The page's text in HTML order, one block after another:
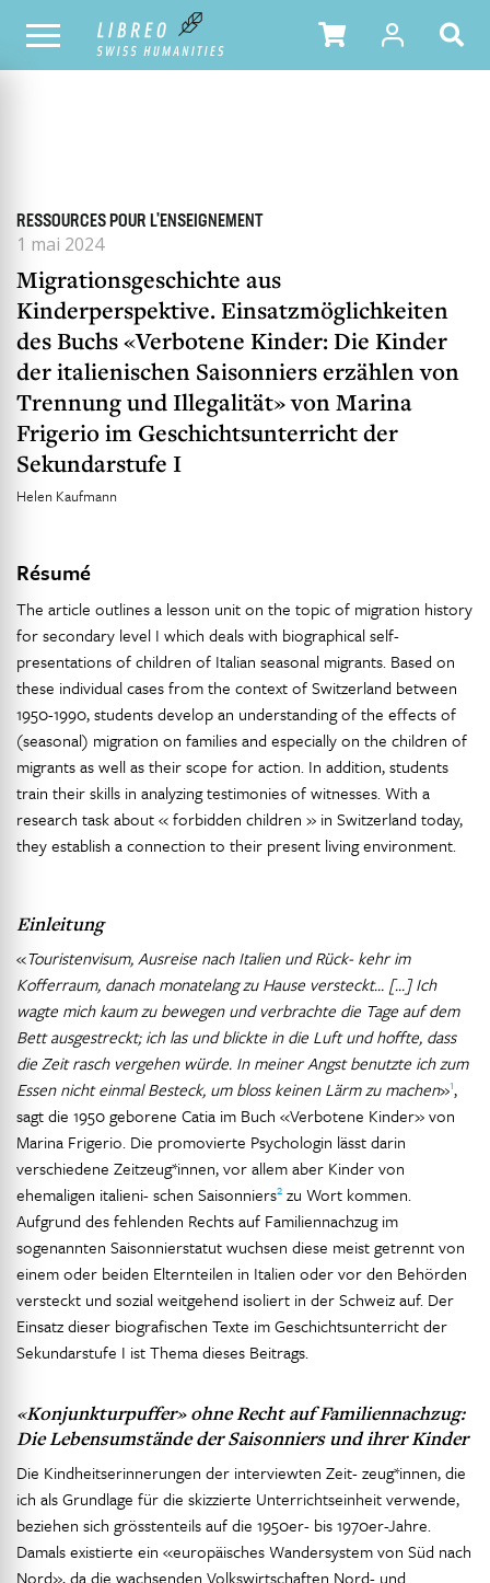
TOUS LES NUMÉROS SOMMAIRE DU NUMÉRO
RESSOURCES POUR L'ENSEIGNEMENT
1 mai 2024
Migrationsgeschichte aus
Kinderperspektive. Einsatzmöglichkeiten
des Buchs «Verbotene Kinder: Die Kinder
der italienischen Saisonniers erzählen von
Trennung und Illegalität» von Marina
Frigerio im Geschichtsunterricht der
Sekundarstufe I
Helen Kaufmann
Résumé
The article outlines a lesson unit on the topic of migration history
for secondary level I which deals with biographical self-
presentations of children of Italian seasonal migrants. Based on
these individual cases from the context of Switzerland between
1950-1990, students develop an understanding of the effects of
(seasonal) migration on families and especially on the children of
migrants as well as their scope for action. In addition, students
train their skills in analyzing testimonies of witnesses. With a
research task about « forbidden children » in Switzerland today,
they establish a connection to their present living environment.
Einleitung
«Touristenvisum, Ausreise nach Italien und Rück- kehr im
Kofferraum, danach monatelang zu Hause versteckt… […] Ich
wagte mich kaum zu bewegen und verbrachte die Tage auf dem
Bett ausgestreckt; ich las und blickte in die Luft und hoffte, dass
die Zeit rasch vergehen würde. In meiner Angst benutzte ich zum
Essen nicht einmal Besteck, um bloss keinen Lärm zu machen»1,
sagt die 1950 geborene Catia im Buch «Verbotene Kinder» von
Marina Frigerio. Die promovierte Psychologin lässt darin
verschiedene Zeitzeug*innen, vor allem aber Kinder von
ehemaligen italieni- schen Saisonniers2 zu Wort kommen.
Aufgrund des fehlenden Rechts auf Familiennachzug im
sogenannten Saisonnierstatut wuchsen diese meist getrennt von
einem oder beiden Elternteilen in Italien oder vor den Behörden
versteckt und sozial weitgehend isoliert in der Schweiz auf. Der
Einsatz dieser biografischen Texte im Geschichtsunterricht der
Sekundarstufe I ist Thema dieses Beitrags.
«Konjunkturpuffer» ohne Recht auf Familiennachzug:
Die Lebensumstände der Saisonniers und ihrer Kinder
Die Kindheitserinnerungen der interviewten Zeit- zeug*innen, die
ich als Grundlage für die skizzierte Unterrichtseinheit verwende,
beziehen sich grösstenteils auf die 1950er- bis 1970er-Jahre.
Damals existierte ein «europäisches Wandersystem von Süd nach
Nord», da die wachsenden Volkswirtschaften Nord- und